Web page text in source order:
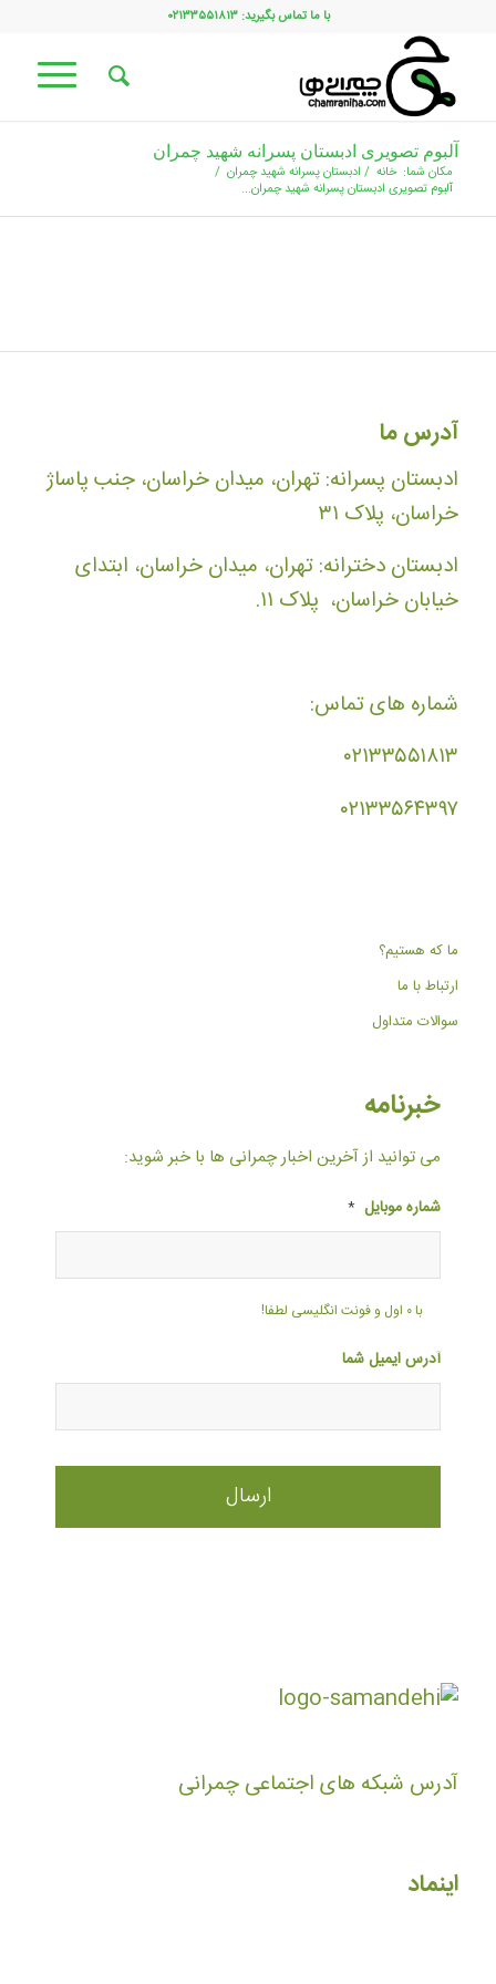
با ما تماس بگیرید: ۰۲۱۳۳۵۵۱۸۱۳
آلبوم تصویری ادبستان پسرانه شهید چمران
مکان شما: خانه / ادبستان پسرانه شهید چمران /
آلبوم تصویری ادبستان پسرانه شهید چمران...
آدرس ما
ادبستان پسرانه: تهران، میدان خراسان، جنب پاساژ
خراسان، پلاک ۳۱
ادبستان دخترانه: تهران، میدان خراسان، ابتدای
خیابان خراسان، پلاک ۱۱.
شماره های تماس:
۰۲۱۳۳۵۵۱۸۱۳
۰۲۱۳۳۵۶۴۳۹۷
ما که هستیم؟
ارتباط با ما
سوالات متداول
خبرنامه
می توانید از آخرین اخبار چمرانی ها با خبر شوید:
شماره موبایل *
با ۰ اول و فونت انگلیسی لطفا!
آدرس ایمیل شما
آدرس شبکه های اجتماعی چمرانی
اینماد